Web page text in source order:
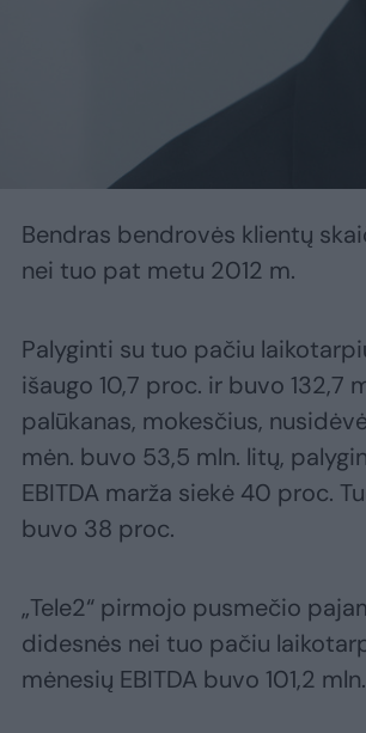
Bendras bendrovės klientų
nei tuo pat metu 2012 m.
Palyginti su tuo pačiu
išaugo 10,7 proc. ir buvo 132,7
palūkanas, mokesčius,
mėn. buvo 53,5 mln. litų,
EBITDA marža siekė 40 proc.
buvo 38 proc.
„Tele2“ pirmojo pusmečio
didesnės nei tuo pačiu
mėnesių EBITDA buvo 101,2